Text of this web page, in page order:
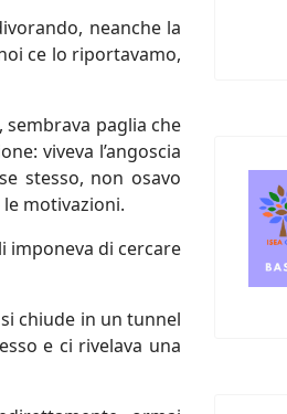
neanche la
ce lo riportavamo,
sembrava paglia che
viveva l’angoscia
stesso, non osavo
motivazioni.
imponeva di cercare
chiude in un tunnel
e ci rivelava una